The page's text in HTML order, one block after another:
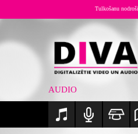
Tulkošanu
AUDIO